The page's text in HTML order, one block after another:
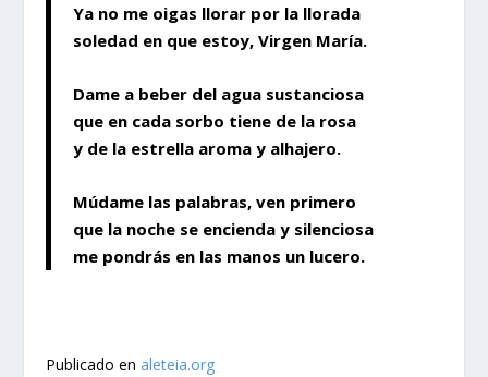
Ya no me oigas llorar por la llorada
soledad en que estoy, Virgen María.
Dame a beber del agua sustanciosa
que en cada sorbo tiene de la rosa
y de la estrella aroma y alhajero.
Múdame las palabras, ven primero
que la noche se encienda y silenciosa
me pondrás en las manos un lucero.
Publicado en aleteia.org